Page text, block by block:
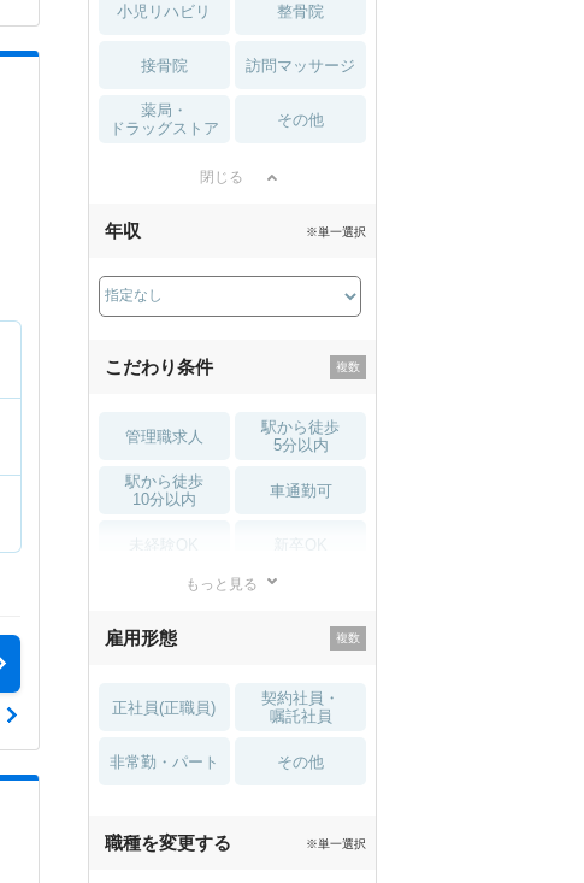
小児リハビリ 整骨院
接骨院 訪問マッサージ
薬局・
ドラッグストア
その他
閉じる
年収 ※単一選択
こだわり条件
管理職求人
駅から徒歩
5分以内
駅から徒歩
10分以内
車通勤可
住宅手当・補助
土日祝休 無資格 OK
積極採用中 WEB面接OK
もっと見る
雇用形態
正社員(正職員)
契約社員・
嘱託社員
非常勤・パート その他
職種を変更する ※単一選択